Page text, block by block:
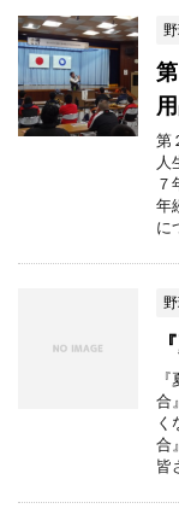
第
人
７
年
に
合
く
合
皆